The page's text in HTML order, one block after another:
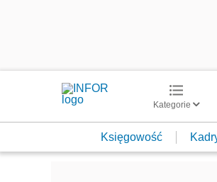
Kategorie
Księgowość